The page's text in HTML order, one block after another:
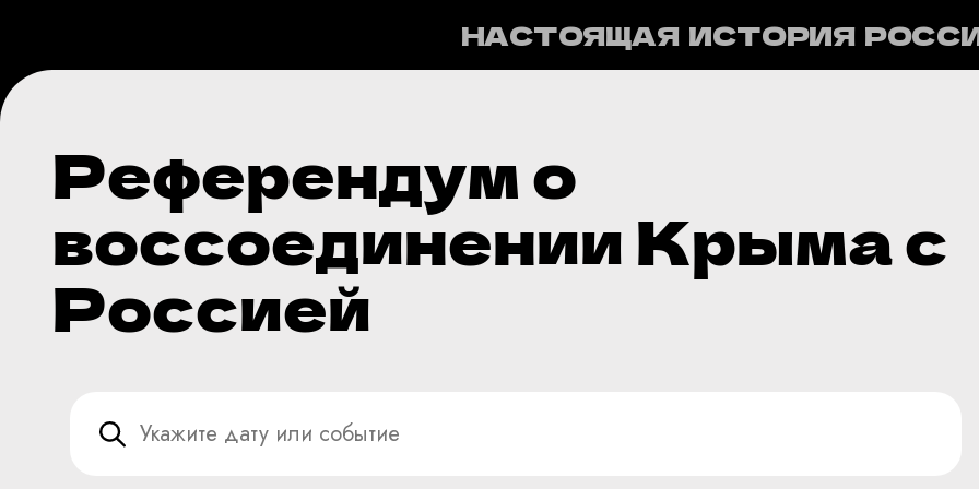
НАСТОЯЩАЯ ИСТОРИЯ
Референдум о
воссоединении Крыма с
Россией